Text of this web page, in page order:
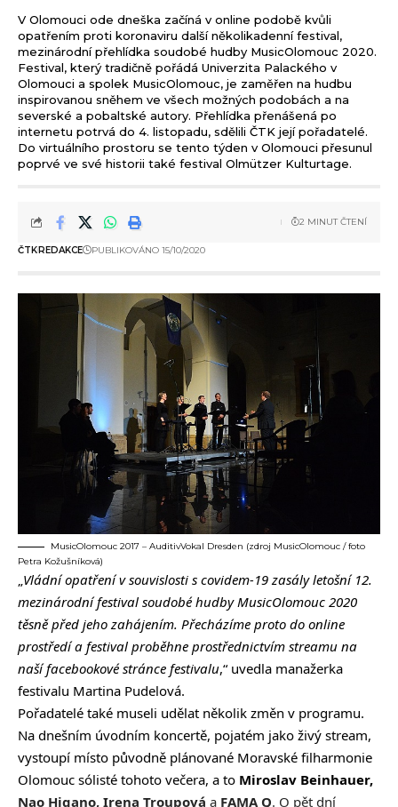
V Olomouci ode dneška začíná v online podobě kvůli
opatřením proti koronaviru další několikadenní festival,
mezinárodní přehlídka soudobé hudby MusicOlomouc 2020.
Festival, který tradičně pořádá Univerzita Palackého v
Olomouci a spolek MusicOlomouc, je zaměřen na hudbu
inspirovanou sněhem ve všech možných podobách a na
severské a pobaltské autory. Přehlídka přenášená po
internetu potrvá do 4. listopadu, sdělili ČTK její pořadatelé.
Do virtuálního prostoru se tento týden v Olomouci přesunul
poprvé ve své historii také festival Olmützer Kulturtage.
ČTKREDAKCE PUBLIKOVÁNO 15/10/2020
2 MINUT ČTENÍ
MusicOlomouc 2017 – AuditivVokal Dresden (zdroj MusicOlomouc / foto
Petra Kožušníková)
„Vládní opatření v souvislosti s covidem-19 zasály letošní 12.
mezinárodní festival soudobé hudby MusicOlomouc 2020
těsně před jeho zahájením. Přecházíme proto do online
prostředí a festival proběhne prostřednictvím streamu na
naší facebookové stránce festivalu,“ uvedla manažerka
festivalu Martina Pudelová.
Pořadatelé také museli udělat několik změn v programu.
Na dnešním úvodním koncertě, pojatém jako živý stream,
vystoupí místo původně plánované Moravské filharmonie
Olomouc sólisté tohoto večera, a to Miroslav Beinhauer,
Nao Higano, Irena Troupová a FAMA Q. O pět dní